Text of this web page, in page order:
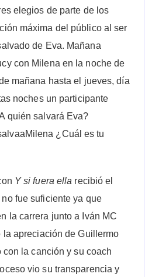
elegios de parte de los
máxima del público al ser
de Eva. Mañana
con Milena en la noche de
mañana hasta el jueves, día
noches un participante
quién salvará Eva?
¿Cuál es tu
Y si fuera ella recibió el
fue suficiente ya que
la carrera junto a Iván MC
la apreciación de Guillermo
la canción y su coach
vio su transparencia y